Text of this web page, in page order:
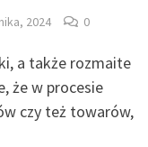
2024 0
a także rozmaite
że w procesie
czy też towarów,